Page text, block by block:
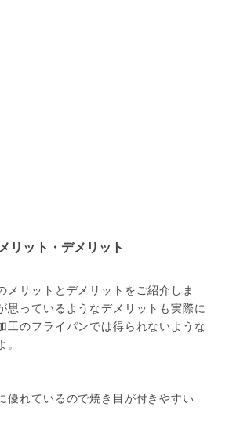
リット・デメリット
メリットとデメリットをご紹介しま
思っているようなデメリットも実際に
工のフライパンでは得られないような
優れているので焼き目が付きやすい